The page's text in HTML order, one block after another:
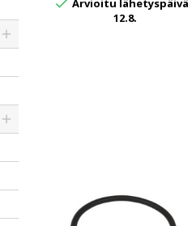
 Arvioitu lähetyspäivä
12.8.